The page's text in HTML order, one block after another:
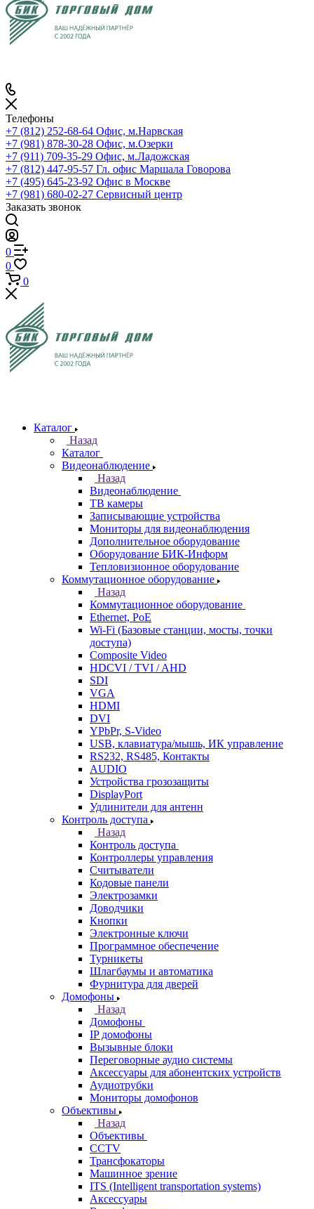
Телефоны
+7 (812) 252-68-64 Офис, м.Нарвская
+7 (981) 878-30-28 Офис, м.Озерки
+7 (911) 709-35-29 Офис, м.Ладожская
+7 (812) 447-95-57 Гл. офис Маршала Говорова
+7 (495) 645-23-92 Офис в Москве
+7 (981) 680-02-27 Сервисный центр
Заказать звонок
0
0
0
Каталог
Назад
Каталог
Видеонаблюдение
Назад
Видеонаблюдение
ТВ камеры
Записывающие устройства
Мониторы для видеонаблюдения
Дополнительное оборудование
Оборудование БИК-Информ
Тепловизионное оборудование
Коммутационное оборудование
Назад
Коммутационное оборудование
Ethernet, PoE
Wi-Fi (Базовые станции, мосты, точки
доступа)
Composite Video
HDCVI / TVI / AHD
SDI
VGA
HDMI
DVI
YPbPr, S-Video
USB, клавиатура/мышь, ИК управление
RS232, RS485, Контакты
AUDIO
Устройства грозозащиты
DisplayPort
Удлинители для антенн
Контроль доступа
Назад
Контроль доступа
Контроллеры управления
Считыватели
Кодовые панели
Электрозамки
Доводчики
Кнопки
Электронные ключи
Программное обеспечение
Турникеты
Шлагбаумы и автоматика
Фурнитура для дверей
Домофоны
Назад
Домофоны
IP домофоны
Вызывные блоки
Переговорные аудио системы
Аксессуары для абонентских устройств
Аудиотрубки
Мониторы домофонов
Объективы
Назад
Объективы
CCTV
Трансфокаторы
Машинное зрение
ITS (Intelligent transportation systems)
Аксессуары